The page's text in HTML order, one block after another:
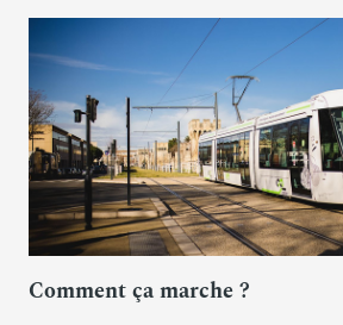
Comment ça marche ?